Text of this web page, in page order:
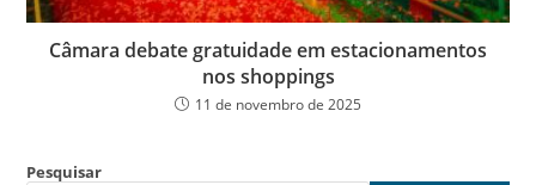
Câmara debate gratuidade em estacionamentos
nos shoppings
11 de novembro de 2025
Pesquisar